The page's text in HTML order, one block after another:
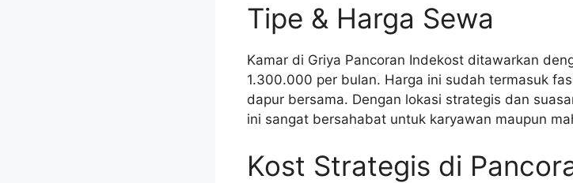
Tipe & Harga Sewa
Kamar di Griya Pancoran Indekost ditawarkan
1.300.000 per bulan. Harga ini sudah termasuk
dapur bersama. Dengan lokasi strategis dan
ini sangat bersahabat untuk karyawan maupun
Kost Strategis di